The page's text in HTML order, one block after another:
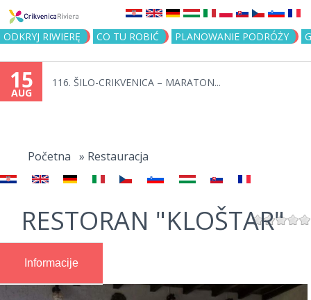
Jump to navigation
ODKRYJ RIWIERĘ CO TU ROBIĆ PLANOWANIE PODRÓŻY
15
AUG
116. ŠILO-CRIKVENICA – MARATON...
here
Početna » Restauracja
RESTORAN "KLOŠTAR"
Informacije